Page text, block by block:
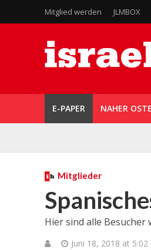
Mitglied werden JLMBOX
E-PAPER NAHER
Mitglieder
Hier sind alle Besucher
Juni 18, 2018 at 5:02